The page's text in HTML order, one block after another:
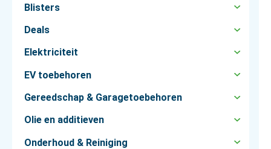
Blisters
Deals
Elektriciteit
EV toebehoren
Gereedschap & Garagetoebehoren
Olie en additieven
Onderhoud & Reiniging